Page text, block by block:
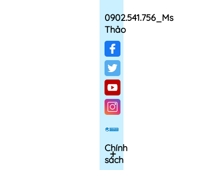
0902.541.756_Ms
Thảo
Chính
sách